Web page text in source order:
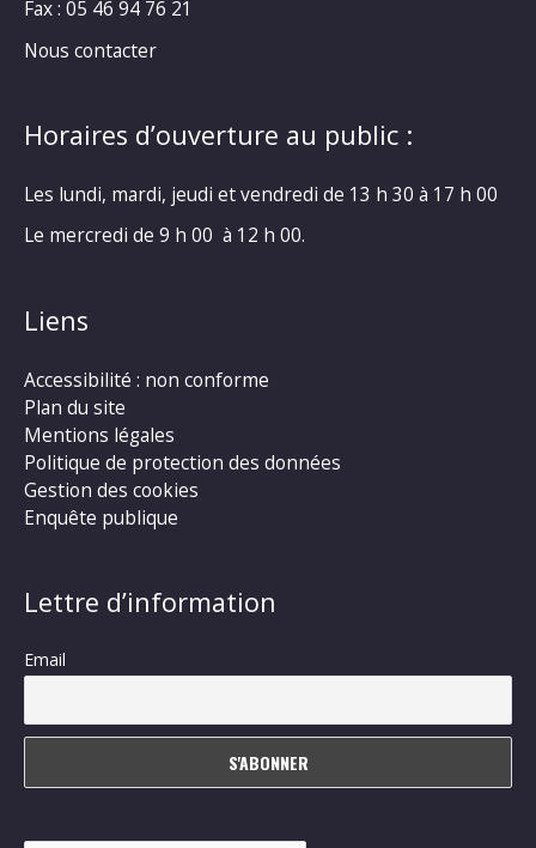
Fax : 05 46 94 76 21
Nous contacter
Horaires d’ouverture au public :
Les lundi, mardi, jeudi et vendredi de 13 h 30 à 17 h 00
Le mercredi de 9 h 00 à 12 h 00.
Liens
Accessibilité : non conforme
Plan du site
Mentions légales
Politique de protection des données
Gestion des cookies
Enquête publique
Lettre d’information
Email